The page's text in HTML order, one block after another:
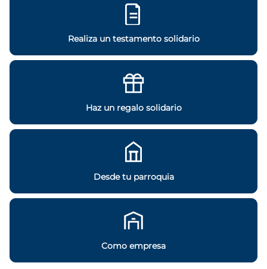
Realiza un testamento solidario
Haz un regalo solidario
Desde tu parroquia
Como empresa